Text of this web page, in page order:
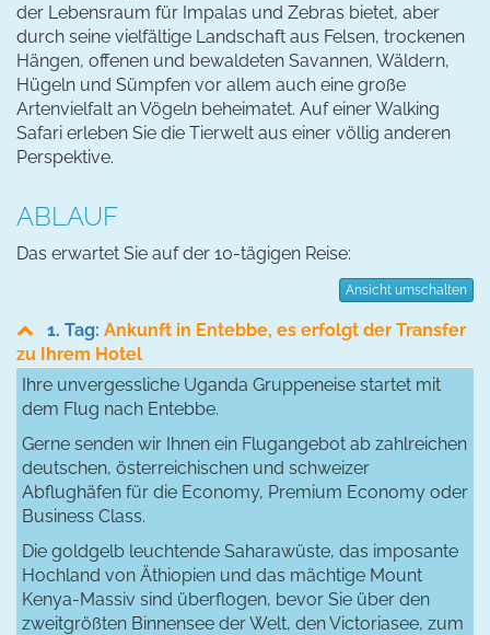
der Lebensraum für Impalas und Zebras bietet, aber
durch seine vielfältige Landschaft aus Felsen, trockenen
Hängen, offenen und bewaldeten Savannen, Wäldern,
Hügeln und Sümpfen vor allem auch eine große
Artenvielfalt an Vögeln beheimatet. Auf einer Walking
Safari erleben Sie die Tierwelt aus einer völlig anderen
Perspektive.
ABLAUF
Das erwartet Sie auf der 10-tägigen Reise:
Ansicht umschalten
1. Tag: Ankunft in Entebbe, es erfolgt der Transfer
zu Ihrem Hotel
Ihre unvergessliche Uganda Gruppeneise startet mit
dem Flug nach Entebbe.
Gerne senden wir Ihnen ein Flugangebot ab zahlreichen
deutschen, österreichischen und schweizer
Abflughäfen für die Economy, Premium Economy oder
Business Class.
Die goldgelb leuchtende Saharawüste, das imposante
Hochland von Äthiopien und das mächtige Mount
Kenya-Massiv sind überflogen, bevor Sie über den
zweitgrößten Binnensee der Welt, den Victoriasee, zum